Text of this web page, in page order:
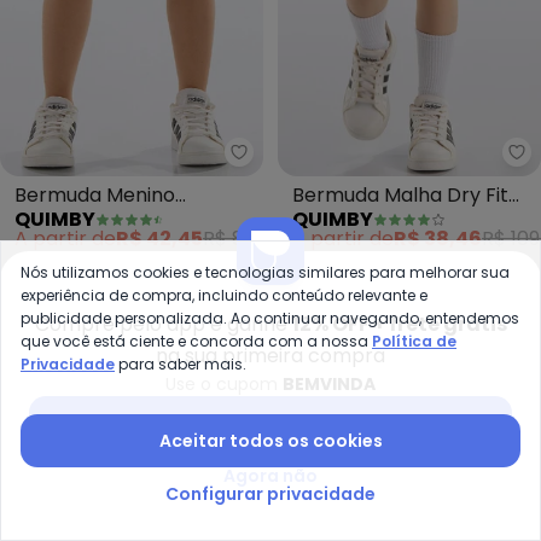
Quimby - Bermuda Menino
Bermuda Menino
Moletom (Azul)
QUIMBY
A partir deR$ 42,45R$ 84,90
Bermuda Malha Dry Fit
(Azul)
QUIMBY
A partir deR$ 38,46R$
-50%
-50%
Compre pelo app e ganhe12% OFF + frete grátis
na sua primeira compra
Nós utilizamos cookies e tecnologias similares para melhorar sua
experiência de compra, incluindo conteúdo relevante e
publicidade personalizada. Ao continuar navegando, entendemos
que você está ciente e concorda com a nossa Política de
Privacidadepara saber mais.
Aceitar todos os cookies
Configurar privacidade